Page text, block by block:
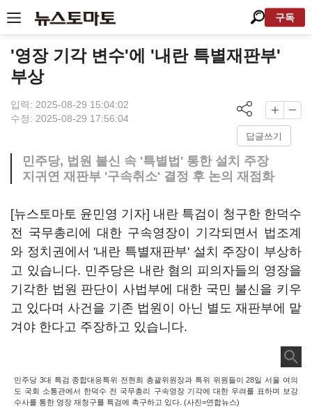
구독
'영장 기각 변수'에 '내란 특별재판부'
부상
입력: 2025-08-29 15:04:02
수정: 2025-08-29 17:56:04
답글쓰기
민주당, 법원 불신 속 '특별법' 통한 설치 주장
지귀연 재판부 '구속취소' 결정 후 논의 재점화
[뉴스토마토 윤민영 기자] 내란 특검이 청구한 한덕수
전 국무총리에 대한 구속영장이 기각되면서 법조계
와 정치권에서 '내란 특별재판부' 설치 주장이 부상하
고 있습니다. 민주당은 내란 혐의 피의자들의 영장을
기각한 법원 판단이 사법부에 대한 국민 불신을 키우
고 있다며 사건을 기존 법원이 아닌 별도 재판부에 맡
겨야 한다고 주장하고 있습니다.
민주당 3대 특검 종합대응특위 전현희 총괄위원장과 특위 위원들이 28일 서울 여의
도 국회 소통관에서 한덕수 전 국무총리 구속영장 기각에 대한 우려를 표하며 보강
수사를 통한 영장 재청구를 특검에 촉구하고 있다. (사진=연합뉴스)